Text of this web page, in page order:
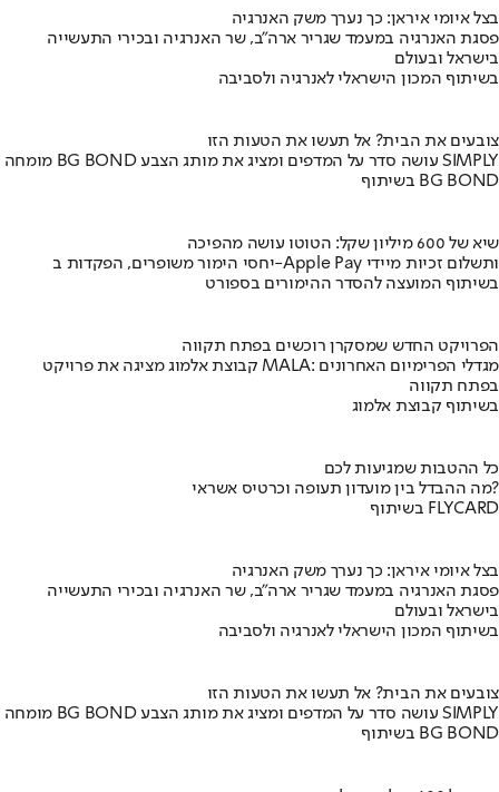
בצל איומי איראן: כך נערך משק האנרגיה
פסגת האנרגיה במעמד שגריר ארה"ב, שר האנרגיה ובכירי התעשייה
בישראל ובעולם
בשיתוף המכון הישראלי לאנרגיה ולסביבה
צובעים את הבית? אל תעשו את הטעות הזו
מומחה BG BOND עושה סדר על המדפים ומציג את מותג הצבע SIMPLY
בשיתוף BG BOND
שיא של 600 מיליון שקל: הטוטו עושה מהפיכה
יחסי הימור משופרים, הפקדות ב-Apple Pay ותשלום זכיות מיידי
בשיתוף המועצה להסדר ההימורים בספורט
הפרויקט החדש שמסקרן רוכשים בפתח תקווה
קבוצת אלמוג מציגה את פרויקט MALA: מגדלי הפרימיום האחרונים
בפתח תקווה
בשיתוף קבוצת אלמוג
כל ההטבות שמגיעות לכם
מה ההבדל בין מועדון תעופה וכרטיס אשראי?
בשיתוף FLYCARD
בצל איומי איראן: כך נערך משק האנרגיה
פסגת האנרגיה במעמד שגריר ארה"ב, שר האנרגיה ובכירי התעשייה
בישראל ובעולם
בשיתוף המכון הישראלי לאנרגיה ולסביבה
צובעים את הבית? אל תעשו את הטעות הזו
מומחה BG BOND עושה סדר על המדפים ומציג את מותג הצבע SIMPLY
בשיתוף BG BOND